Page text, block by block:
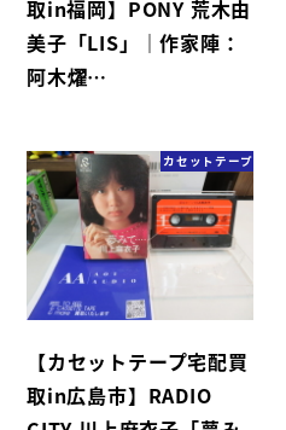
取in福岡】PONY 荒木由
美子「LIS」｜作家陣：
阿木燿…
カセットテープ
【カセットテープ宅配買
取in広島市】RADIO